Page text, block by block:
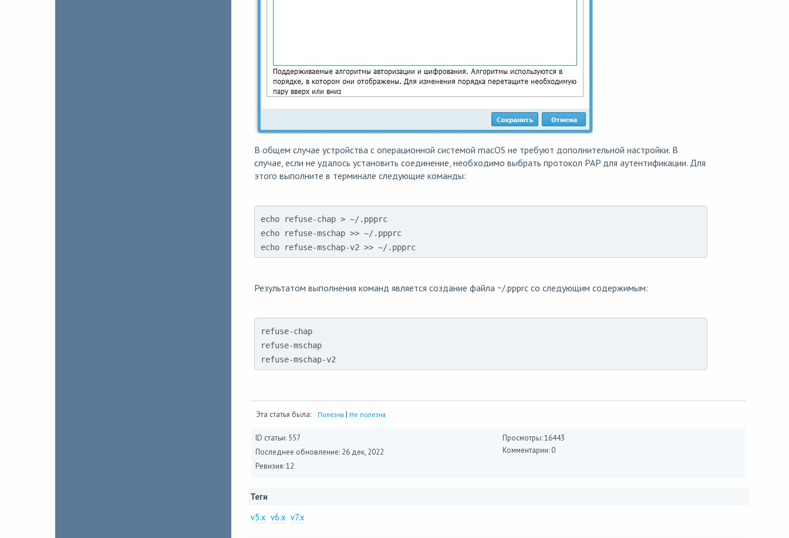
В общем случае устройства с операционной системой macOS не требуют дополнительной настройки. В
случае, если не удалось установить соединение, необходимо выбрать протокол PAP для аутентификации. Для
этого выполните в терминале следующие команды:
echo refuse-chap > ~/.ppprc
echo refuse-mschap >> ~/.ppprc
echo refuse-mschap-v2 >> ~/.ppprc
Результатом выполнения команд является создание файла ~/.ppprc cо следующим содержимым:
refuse-chap
refuse-mschap
refuse-mschap-v2
Эта статья была: Полезна | Не полезна
ID статьи: 557
Последнее обновление: 26 дек, 2022
Ревизия: 12
Просмотры: 16443
Комментарии: 0
Теги
v5.x v6.x v7.x